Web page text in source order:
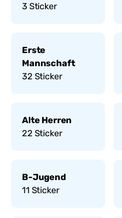
3 Sticker
Erste
Mannschaft
32 Sticker
Alte Herren
22 Sticker
B-Jugend
11 Sticker